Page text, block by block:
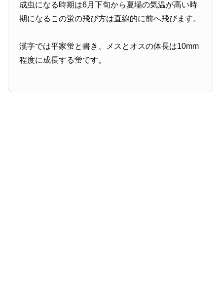
成虫になる時期は6月下旬から夏場の気温が高い時
期になるこの蛍の飛び方は直線的に前へ飛びます。
漢字では平家蛍と書き、メスとオスの体長は10mm
程度に成長する蛍です。